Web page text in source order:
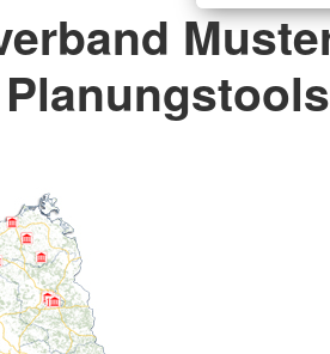
Planungstools